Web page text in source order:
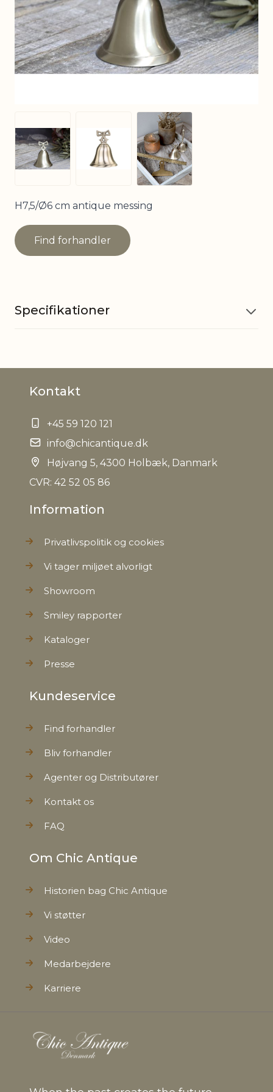
View larger imageView larger image
View larger image
H7,5/Ø6 cm antique messing
Find forhandler
Specifikationer
EAN
Tariffnumber
Bruttovægt 0,100 kg
Kontakt
+45 59 120 121
info@chicantique.dk
Højvang 5, 4300 Holbæk, Danmark
CVR: 42 52 05 86
Information
Privatlivspolitik og cookies
Vi tager miljøet alvorligt
Showroom
Smiley rapporter
Kataloger
Presse
Kundeservice
Find forhandler
Bliv forhandler
Agenter og Distributører
Kontakt os
FAQ
Om Chic Antique
Historien bag Chic Antique
Vi støtter
Video
Medarbejdere
Karriere